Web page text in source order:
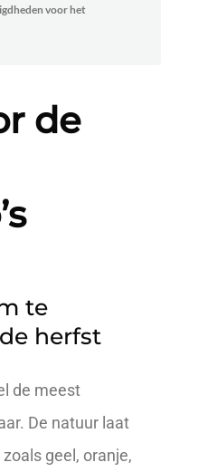
de
te
herfst
de meest
De natuur laat
geel, oranje,
voor het